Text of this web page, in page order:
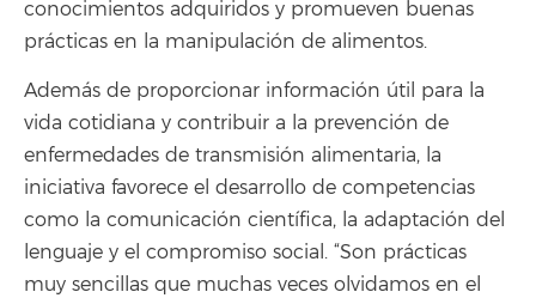
conocimientos adquiridos y promueven buenas
prácticas en la manipulación de alimentos.
Además de proporcionar información útil para la
vida cotidiana y contribuir a la prevención de
enfermedades de transmisión alimentaria, la
iniciativa favorece el desarrollo de competencias
como la comunicación científica, la adaptación del
lenguaje y el compromiso social. “Son prácticas
muy sencillas que muchas veces olvidamos en el